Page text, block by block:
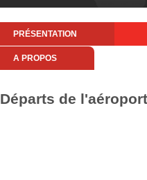
PRÉSENTATION
A PROPOS
Départs de